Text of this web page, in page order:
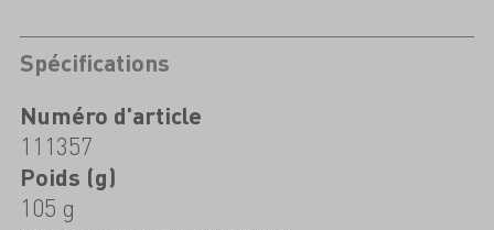
Spécifications
Numéro d'article
111357
Poids (g)
105 g